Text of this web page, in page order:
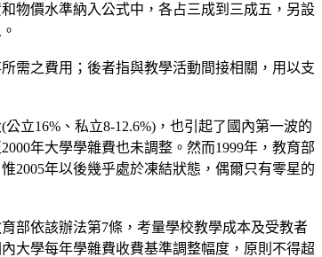
物價水準納入公式中，各占三成到三成五，另設
需之費用；後者指與教學活動間接相關，用以支
立16%、私立8-12.6%)，也引起了國內第一波的
年大學學雜費也未調整。然而1999年，教育部
2005年以後幾乎處於凍結狀態，偶爾只有零星的
部依該辦法第7條，考量學校教學成本及受教者
大學每年學雜費收費基準調整幅度，原則不得超